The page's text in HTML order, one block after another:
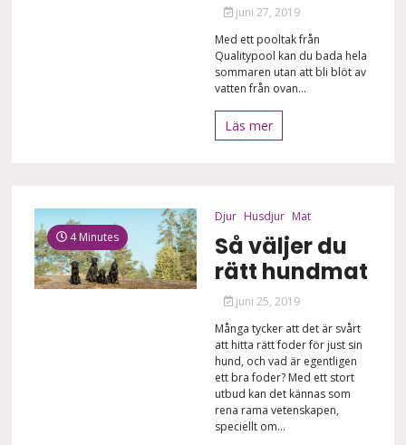
juni 27, 2019
Med ett pooltak från
Qualitypool kan du bada hela
sommaren utan att bli blöt av
vatten från ovan...
Läs mer
4 Minutes
Djur Husdjur Mat
Så väljer du
rätt hundmat
juni 25, 2019
Många tycker att det är svårt
att hitta rätt foder för just sin
hund, och vad är egentligen
ett bra foder? Med ett stort
utbud kan det kännas som
rena rama vetenskapen,
speciellt om...